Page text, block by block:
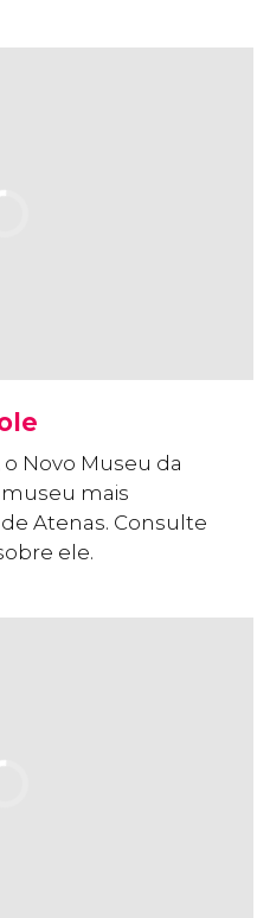
Novo Museu da
mais
Atenas. Consulte
ele.